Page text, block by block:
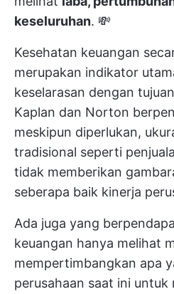
keseluruhan. 💸
Kesehatan keuangan
merupakan indikator
keselarasan dengan
Kaplan dan Norton
meskipun diperlukan,
tradisional seperti
tidak memberikan
seberapa baik kinerja
Ada juga yang
keuangan hanya melihat
mempertimbangkan apa
perusahaan saat ini untuk